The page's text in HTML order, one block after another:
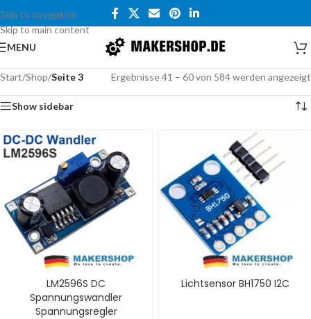
Skip to navigation
Skip to main content
MENU
Start/Shop/Seite 3 Ergebnisse 41 – 60 von 584 werden angezeigt
Show sidebar
LM2596S DC
Spannungswandler
Spannungsregler
Lichtsensor BH1750 I2C